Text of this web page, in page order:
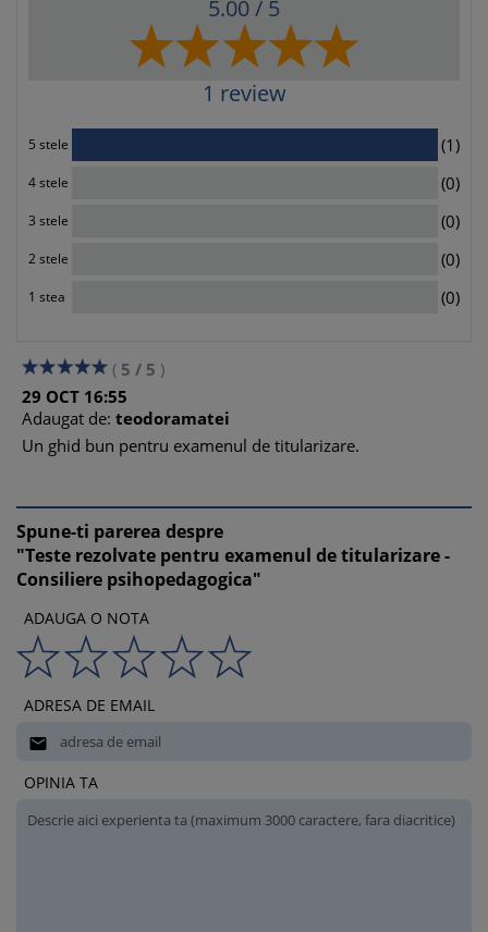
5.00/ 5
1 review
5 stele (1)
4 stele (0)
3 stele (0)
2 stele (0)
1 stea (0)
( 5 / 5 )
29 OCT 16:55
Adaugat de: teodoramatei
Un ghid bun pentru examenul de titularizare.
Spune-ti parerea despre
"Teste rezolvate pentru examenul de titularizare -
Consiliere psihopedagogica"
ADAUGA O NOTA
ADRESA DE EMAIL

OPINIA TA